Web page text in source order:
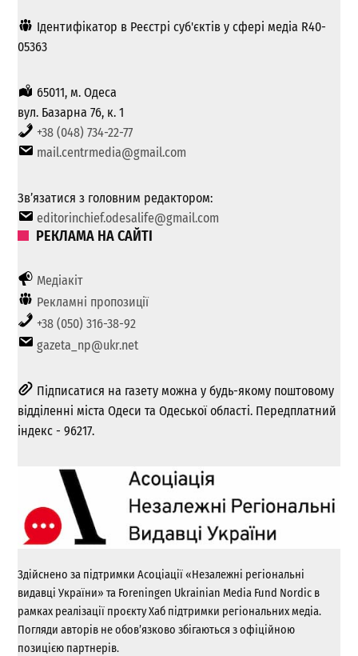
Ідентифікатор в Реєстрі суб'єктів у сфері медіа R40-
05363
65011, м. Одеса
вул. Базарна 76, к. 1
+38 (048) 734-22-77
mail.centrmedia@gmail.com
Зв’язатися з головним редактором:
editorinchief.odesalife@gmail.com
РЕКЛАМА НА САЙТІ
Медіакіт
Рекламні пропозиції
+38 (050) 316-38-92
gazeta_np@ukr.net
Підписатися на газету можна у будь-якому поштовому
відділенні міста Одеси та Одеської області. Передплатний
індекс - 96217.
Здійснено за підтримки Асоціації «Незалежні регіональні
видавці України» та Foreningen Ukrainian Media Fund Nordic в
рамках реалізації проєкту Хаб підтримки регіональних медіа.
Погляди авторів не обов’язково збігаються з офіційною
позицією партнерів.